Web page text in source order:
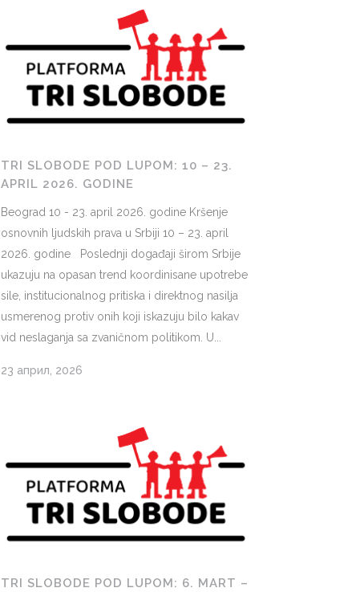
TRI SLOBODE POD LUPOM: 10 – 23.
APRIL 2026. GODINE
Beograd 10 - 23. april 2026. godine Kršenje
osnovnih ljudskih prava u Srbiji 10 – 23. april
2026. godine Poslednji događaji širom Srbije
ukazuju na opasan trend koordinisane upotrebe
sile, institucionalnog pritiska i direktnog nasilja
usmerenog protiv onih koji iskazuju bilo kakav
vid neslaganja sa zvaničnom politikom. U...
23 април, 2026
TRI SLOBODE POD LUPOM: 6. MART –